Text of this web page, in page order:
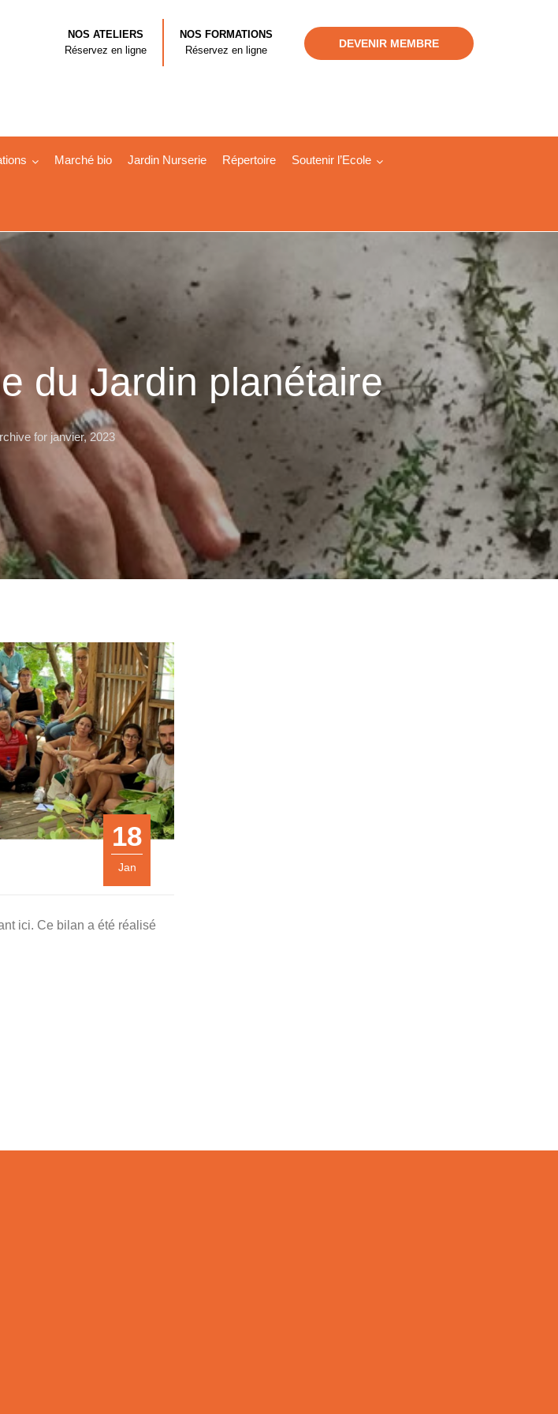
NOS ATELIERS
Réservez en ligne
NOS FORMATIONS
Réservez en ligne
DEVENIR MEMBRE
Marché bio Jardin Nurserie Répertoire Soutenir l’Ecole
du Jardin planétaire
for janvier, 2023
18
Jan
ici. Ce bilan a été réalisé